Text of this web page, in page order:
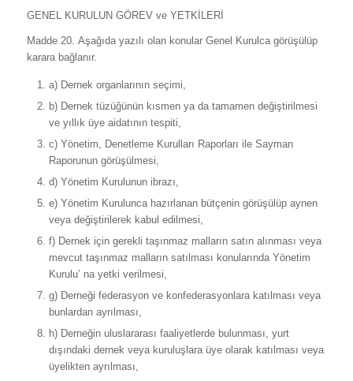
GENEL KURULUN GÖREV ve YETKİLERİ
Madde 20. Aşağıda yazılı olan konular Genel Kurulca görüşülüp
karara bağlanır.
a) Dernek organlarının seçimi,
b) Dernek tüzüğünün kısmen ya da tamamen değiştirilmesi
ve yıllık üye aidatının tespiti,
c) Yönetim, Denetleme Kurulları Raporları ile Sayman
Raporunun görüşülmesi,
d) Yönetim Kurulunun ibrazı,
e) Yönetim Kurulunca hazırlanan bütçenin görüşülüp aynen
veya değiştirilerek kabul edilmesi,
f) Dernek için gerekli taşınmaz malların satın alınması veya
mevcut taşınmaz malların satılması konularında Yönetim
Kurulu’ na yetki verilmesi,
g) Derneği federasyon ve konfederasyonlara katılması veya
bunlardan ayrılması,
h) Derneğin uluslararası faaliyetlerde bulunması, yurt
dışındaki dernek veya kuruluşlara üye olarak katılması veya
üyelikten ayrılması,